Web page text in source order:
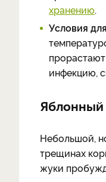
хранению.
Условия
инфекцию,
Яблонный
Небольшой,
трещинах
жуки